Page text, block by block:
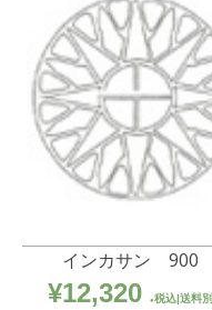
インカサン 900
¥12,320 税込|送料別